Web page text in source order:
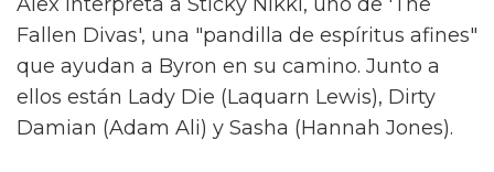
Alex, conocido por sus papeles en el escenario